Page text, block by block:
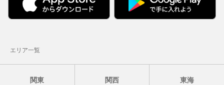
エリア一覧
関東 関西 東海